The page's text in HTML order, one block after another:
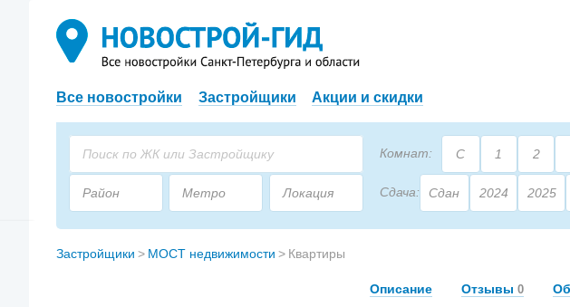
Все новостройки Застройщики Акции и скидки
Комнат: С 1 2
Район Метро Локация Сдача: Сдан 2024 2025
Застройщики > МОСТ недвижимости > Квартиры
Описание Отзывы 0